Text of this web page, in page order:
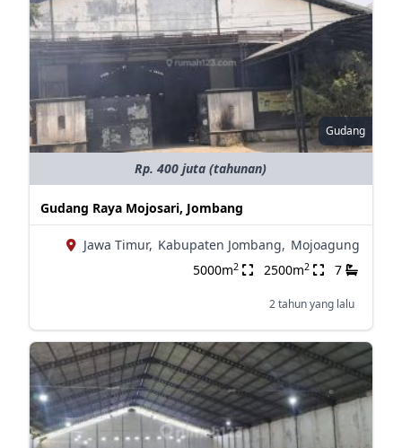
Gudang
Rp. 400 juta (tahunan)
Gudang Raya Mojosari, Jombang
Jawa Timur, Kabupaten Jombang, Mojoagung
5000m2 2500m2 7
2 tahun yang lalu